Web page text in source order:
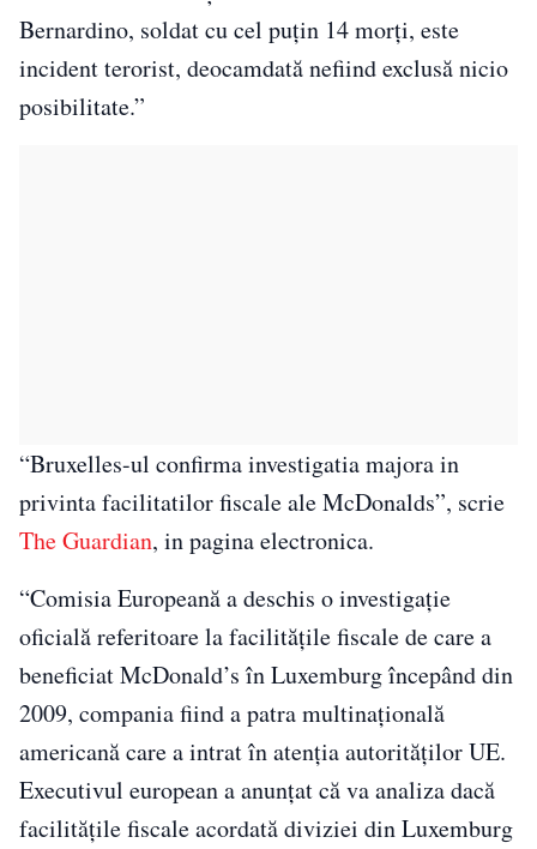
Bernardino, soldat cu cel puţin 14 morţi, este
incident terorist, deocamdată nefiind exclusă nicio
posibilitate.”
“Bruxelles-ul confirma investigatia majora in
privinta facilitatilor fiscale ale McDonalds”, scrie
The Guardian, in pagina electronica.
“Comisia Europeană a deschis o investigaţie
oficială referitoare la facilităţile fiscale de care a
beneficiat McDonald’s în Luxemburg începând din
2009, compania fiind a patra multinaţională
americană care a intrat în atenţia autorităţilor UE.
Executivul european a anunţat că va analiza dacă
facilităţile fiscale acordată diviziei din Luxemburg